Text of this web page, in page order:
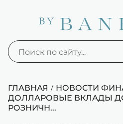
ГЛАВНАЯ / НОВОСТИ
ДОЛЛАРОВЫЕ ВКЛАДЫ
РОЗНИЧН...